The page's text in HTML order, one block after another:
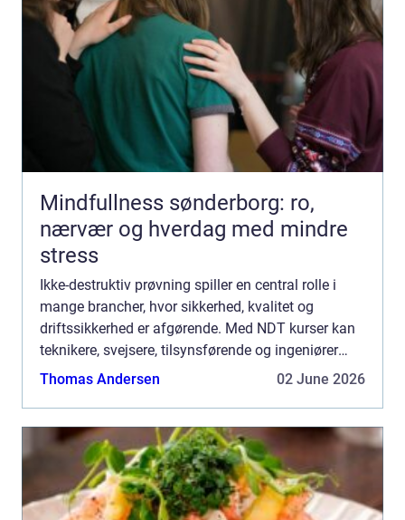
Mindfullness sønderborg: ro,
nærvær og hverdag med mindre
stress
Ikke-destruktiv prøvning spiller en central rolle i
mange brancher, hvor sikkerhed, kvalitet og
driftssikkerhed er afgørende. Med NDT kurser kan
teknikere, svejsere, tilsynsførende og ingeniører
dokumentere deres kompetencer og arbejde mere
Thomas Andersen 02 June 2026